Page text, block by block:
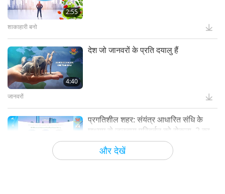
और देखें
2:55
शाकाहारी बनो
4:40
देश जो जानवरों के प्रति दयालु हैं
जानवरों
प्रगतिशील शहर: संयंत्र आधारित संधि के
माध्यम से जलवायु परिवर्तन को रोकना, 2 का
भाग 1